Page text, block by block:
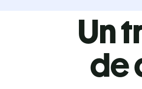
Un
de